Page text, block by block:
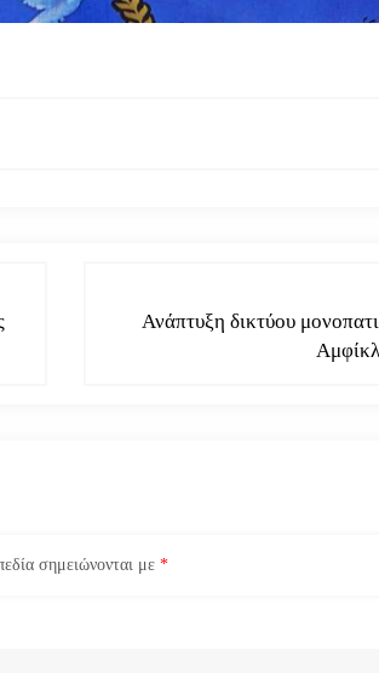
Ανάπτυξη δικτύου
σημειώνονται με*